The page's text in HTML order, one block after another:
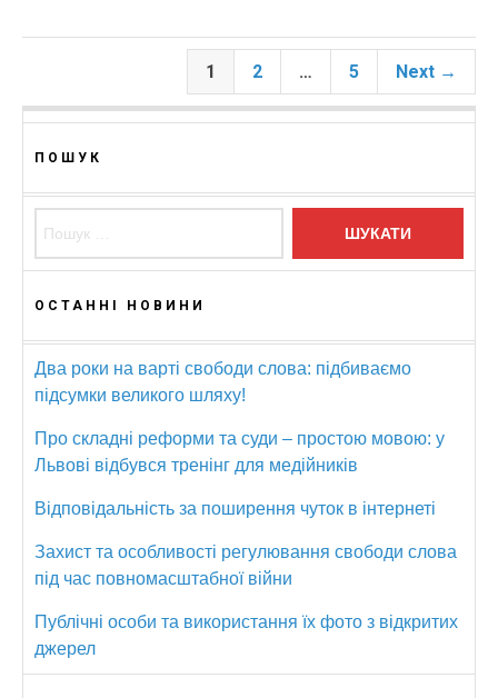
1 2 … 5 Next →
ПОШУК
ОСТАННІ НОВИНИ
Два роки на варті свободи слова: підбиваємо
підсумки великого шляху!
Про складні реформи та суди – простою мовою: у
Львові відбувся тренінг для медійників
Відповідальність за поширення чуток в інтернеті
Захист та особливості регулювання свободи слова
під час повномасштабної війни
Публічні особи та використання їх фото з відкритих
джерел